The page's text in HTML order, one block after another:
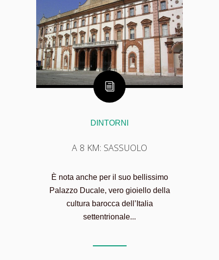
DINTORNI
A 8 KM: SASSUOLO
È nota anche per il suo bellissimo
Palazzo Ducale, vero gioiello della
cultura barocca dell’Italia
settentrionale...